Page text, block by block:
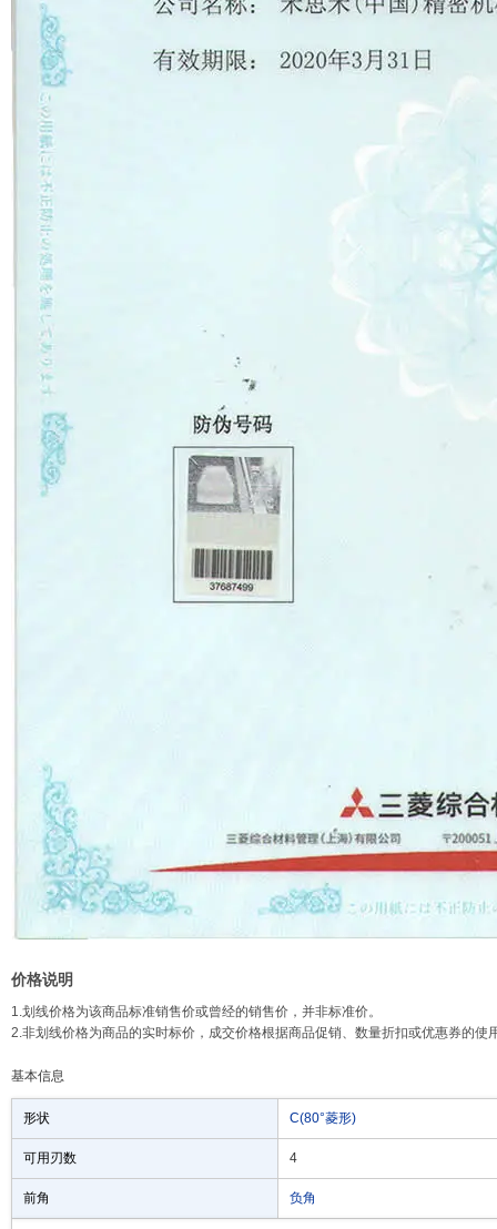
价格说明
1.划线价格为该商品标准销售价或曾经的销售价，并非标准价。
2.非划线价格为商品的实时标价，成交价格根据商品促销、数量折扣或优惠券的
基本信息
形状 C(80°菱形)
可用刃数 4
前角 负角